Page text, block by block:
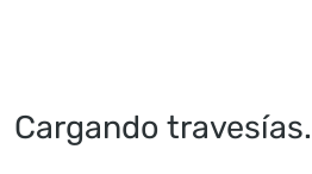
Cargando